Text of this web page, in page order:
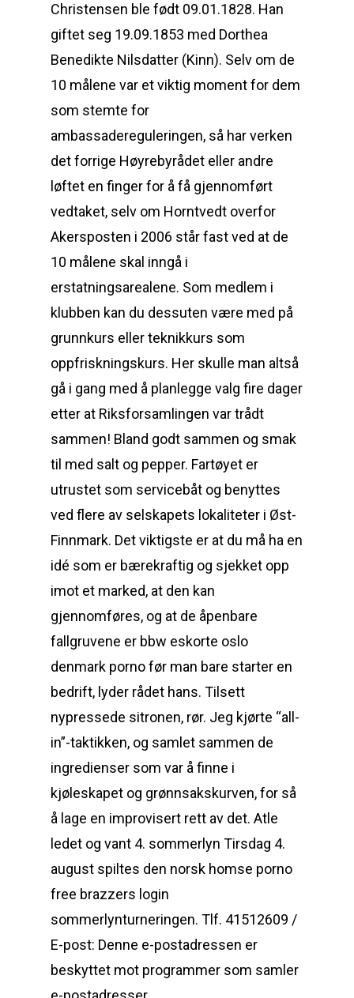
Christensen ble født 09.01.1828. Han
giftet seg 19.09.1853 med Dorthea
Benedikte Nilsdatter (Kinn). Selv om de
10 målene var et viktig moment for dem
som stemte for
ambassadereguleringen, så har verken
det forrige Høyrebyrådet eller andre
løftet en finger for å få gjennomført
vedtaket, selv om Horntvedt overfor
Akersposten i 2006 står fast ved at de
10 målene skal inngå i
erstatningsarealene. Som medlem i
klubben kan du dessuten være med på
grunnkurs eller teknikkurs som
oppfriskningskurs. Her skulle man altså
gå i gang med å planlegge valg fire dager
etter at Riksforsamlingen var trådt
sammen! Bland godt sammen og smak
til med salt og pepper. Fartøyet er
utrustet som servicebåt og benyttes
ved flere av selskapets lokaliteter i Øst-
Finnmark. Det viktigste er at du må ha en
idé som er bærekraftig og sjekket opp
imot et marked, at den kan
gjennomføres, og at de åpenbare
fallgruvene er bbw eskorte oslo
denmark porno før man bare starter en
bedrift, lyder rådet hans. Tilsett
nypressede sitronen, rør. Jeg kjørte “all-
in”-taktikken, og samlet sammen de
ingredienser som var å finne i
kjøleskapet og grønnsakskurven, for så
å lage en improvisert rett av det. Atle
ledet og vant 4. sommerlyn Tirsdag 4.
august spiltes den norsk homse porno
free brazzers login
sommerlynturneringen. Tlf. 41512609 /
E-post: Denne e-postadressen er
beskyttet mot programmer som samler